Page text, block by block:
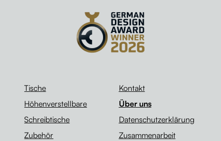
Tische
Höhenverstellbare
Schreibtische
Zubehör
Kontakt
Über uns
Datenschutzerklärung
Zusammenarbeit